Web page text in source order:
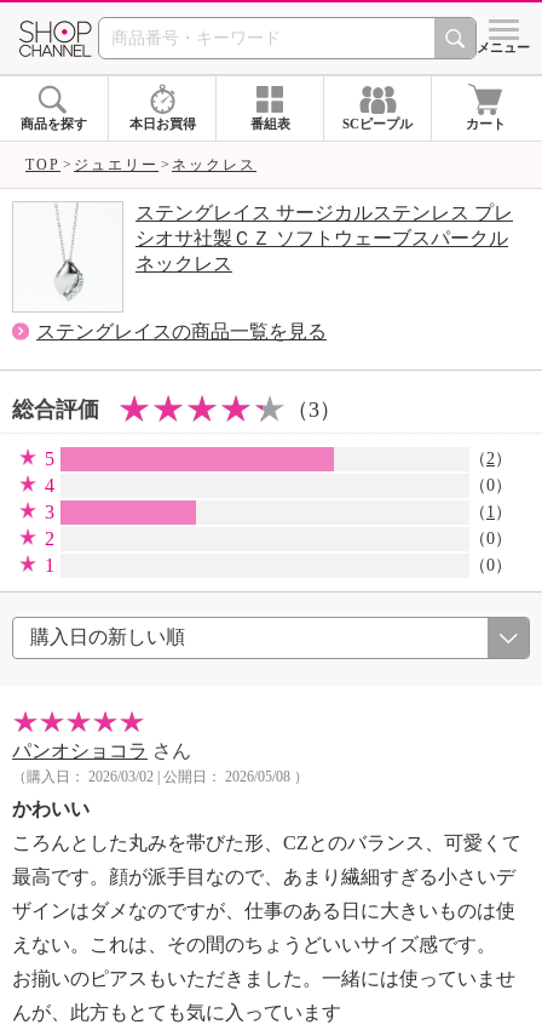
SHOP CHANNEL シメニュー
商品を探す 本日お買得 番組表 SCピープル カート
TOP ジュエリー ネックレス
ステングレイス サージカルステンレス プレ
シオサ社製ＣＺ ソフトウェーブスパークル
ネックレス
ステングレイスの商品一覧を見る
総合評価 （3）
5 （2）
4 （0）
3 （ 1 ）
2 （0）
1 （0）
パンオショコラ さん
（購入日： 2026/03/02 | 公開日： 2026/05/08 ）
かわいい
ころんとした丸みを帯びた形、CZとのバランス、可愛くて
最高です。顔が派手目なので、あまり繊細すぎる小さいデ
ザインはダメなのですが、仕事のある日に大きいものは使
えない。これは、その間のちょうどいいサイズ感です。
お揃いのピアスもいただきました。一緒には使っていませ
んが、此方もとても気に入っています